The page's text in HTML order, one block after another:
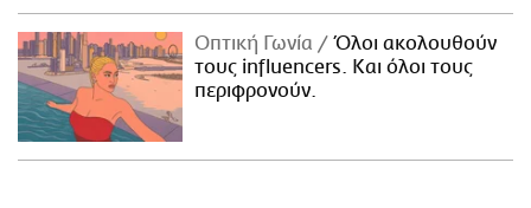
Οπτική Γωνία
Όλοι ακολουθούν
τους influencers. Και όλοι τους
περιφρονούν.